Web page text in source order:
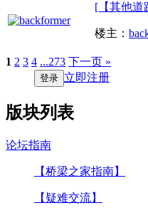
[【其他道
楼主：
1 2 3 4 ...273 下一页 »
登录 立即注册
版块列表
论坛指南
【桥梁之家指南】
【疑难交流】